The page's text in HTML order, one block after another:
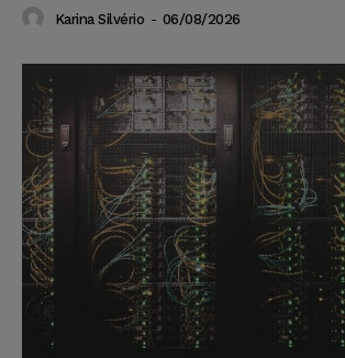
Karina Silvério - 06/08/2026